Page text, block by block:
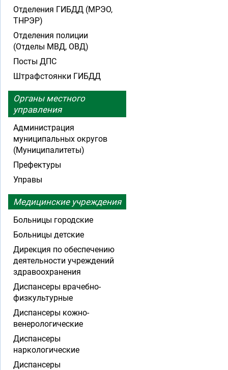
Отделения ГИБДД (МРЭО,
ТНРЭР)
Отделения полиции
(Отделы МВД, ОВД)
Посты ДПС
Штрафстоянки ГИБДД
Органы местного
управления
Администрация
муниципальных округов
(Муниципалитеты)
Префектуры
Управы
Медицинские учреждения
Больницы городские
Больницы детские
Дирекция по обеспечению
деятельности учреждений
здравоохранения
Диспансеры врачебно-
физкультурные
Диспансеры кожно-
венерологические
Диспансеры
наркологические
Диспансеры